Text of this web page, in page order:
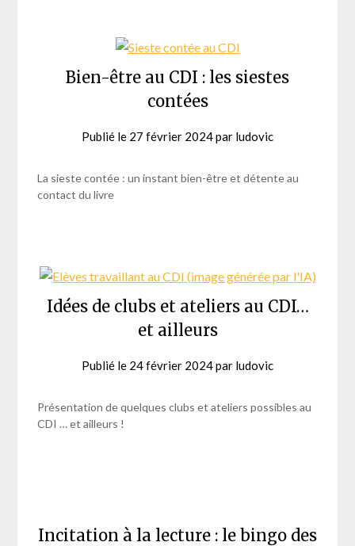
Bien-être au CDI : les siestes
contées
Publié le 27 février 2024par ludovic
La sieste contée : un instant bien-être et détente au
contact du livre
Idées de clubs et ateliers au CDI…
et ailleurs
Publié le 24 février 2024par ludovic
Présentation de quelques clubs et ateliers possibles au
CDI … et ailleurs !
Incitation à la lecture : le bingo des